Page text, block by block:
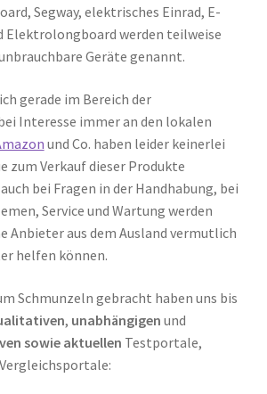
Segway, elektrisches Einrad, E-
Elektrolongboard werden teilweise
Geräte genannt.
gerade im Bereich der
Interesse immer an den lokalen
und Co. haben leider keinerlei
zum Verkauf dieser Produkte
bei Fragen in der Handhabung, bei
Service und Wartung werden
Anbieter aus dem Ausland vermutlich
helfen können.
Schmunzeln gebracht haben uns bis
, unabhängigen und
sowie aktuellen Testportale,